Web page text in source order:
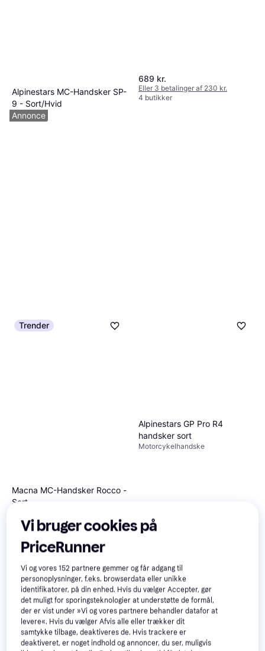
Alpinestars MC-Handsker SP-
9 - Sort/Hvid
Motorcykelhandske
1.019 kr.
689 kr.
Eller 3 betalinger af 230 kr.
4 butikker
Trender
Macna MC-Handsker Rocco -
Sort
489 kr.
Eller 3 betalinger af 163 kr.
3 butikker
Alpinestars GP Pro R4
handsker sort
Motorcykelhandske
1.861 kr.
Annonce
Vi bruger cookies på
PriceRunner
Vi og vores152 partnere gemmer og får adgang til
personoplysninger, f.eks. browserdata eller unikke
identifikatorer, på din enhed. Hvis du vælger Accepter, gør
det muligt for sporingsteknologier at understøtte de formål,
der er vist under »Vi og vores partnere behandler datafor at
levere«. Hvis du vælger Afvis alle eller trækker dit
samtykke tilbage, deaktiveres de. Hvis trackere er
deaktiveret, er noget indhold og annoncer, du ser, muligvis